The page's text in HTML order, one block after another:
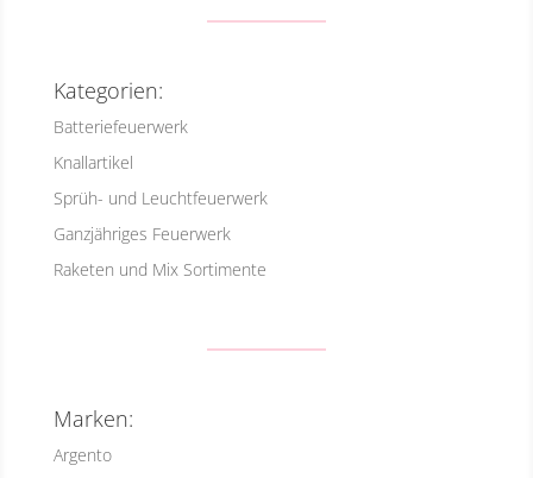
Kategorien:
Batteriefeuerwerk
Knallartikel
Sprüh- und Leuchtfeuerwerk
Ganzjähriges Feuerwerk
Raketen und Mix Sortimente
Marken:
Argento